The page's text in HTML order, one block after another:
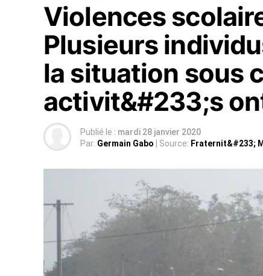
Violences
Plusieurs
la situation sous
activit&#233;s
Publié le : mardi 28 janvier 2020
Par: Germain Gabo | Source: Fraternit&#233;